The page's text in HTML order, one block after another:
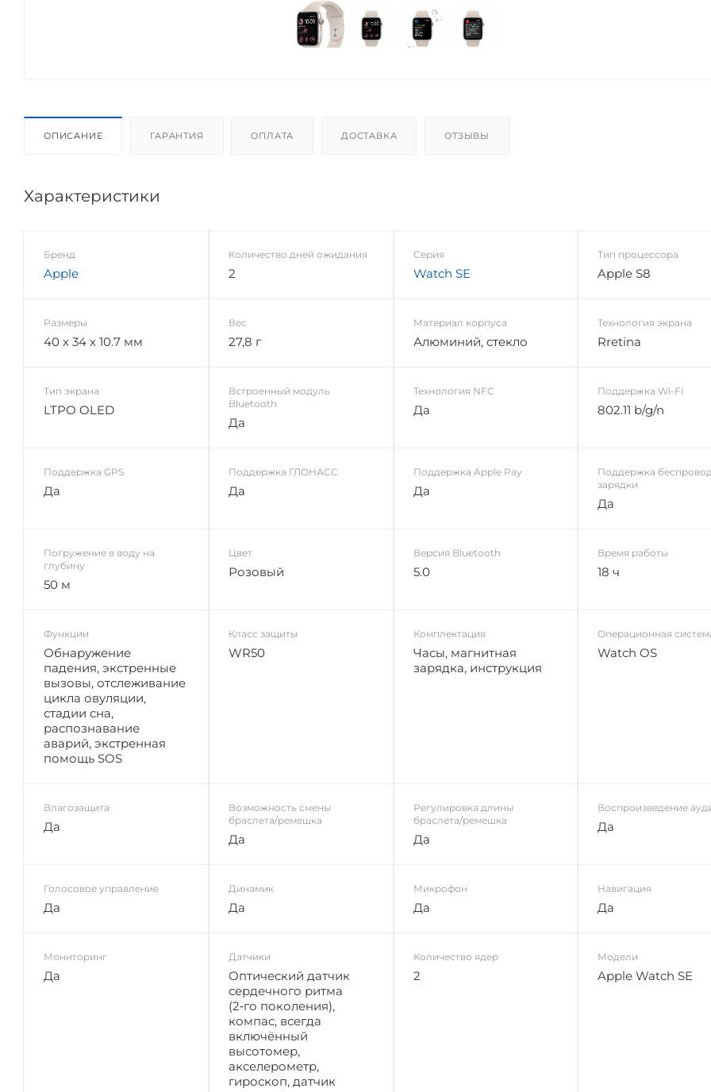
ОПИСАНИЕ ГАРАНТИЯ ОПЛАТА ДОСТАВКА ОТЗЫВЫ
Характеристики
Бренд
Apple
Количество дней ожидания
2
Серия
Watch SE
Тип процессора
Apple S8
Размеры
40 х 34 х 10.7 мм
Вес
27,8 г
Материал корпуса
Алюминий, стекло
Технология экрана
Rretina
Тип экрана
LTPO OLED
Встроенный модуль
Bluetooth
Да
Технология NFC
Да
Поддержка Wi-Fi
802.11 b/g/n
Поддержка GPS
Да
Поддержка ГЛОНАСС
Да
Поддержка Apple Pay
Да
Поддержка
зарядки
Да
Погружение в воду на
глубину
50 м
Цвет
Розовый
Версия Bluetooth
5.0
Время работы
18 ч
Функции
Обнаружение
падения, экстренные
вызовы, отслеживание
цикла овуляции,
стадии сна,
распознавание
аварий, экстренная
помощь SOS
Класс защиты
WR50
Комплектация
Часы, магнитная
зарядка, инструкция
Операционная
Watch OS
Влагозащита
Да
Возможность смены
браслета/ремешка
Да
Регулировка длины
браслета/ремешка
Да
Воспроизведение
Да
Голосовое управление
Да
Динамик
Да
Микрофон
Да
Навигация
Да
Мониторинг
Да
Датчики
Оптический датчик
сердечного ритма
(2‑го поколения),
компас, всегда
включённый
высотомер,
акселерометр,
гироскоп, датчик
Количество ядер
2
Модели
Apple Watch SE